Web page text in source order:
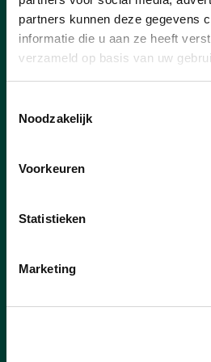
partners kunnen deze gegevens
informatie die u aan ze heeft
verzameld op basis van uw
Noodzakelijk
Voorkeuren
Statistieken
Marketing